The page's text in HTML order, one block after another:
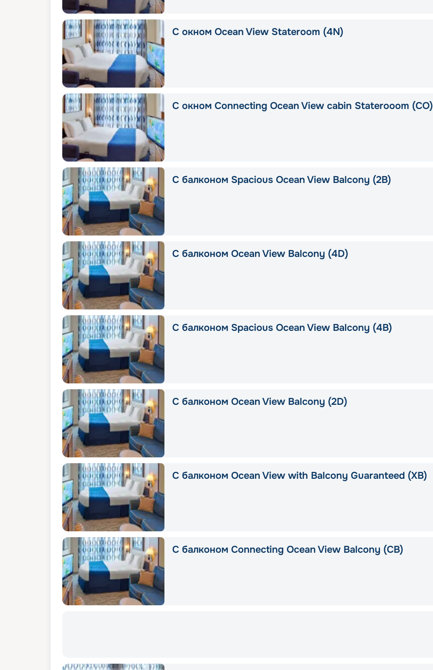
С окном Ocean View Stateroom (4N)
C окном Connecting Ocean View cabin Staterooom (CO)
С балконом Spacious Ocean View Balcony (2B)
С балконом Ocean View Balcony (4D)
С балконом Spacious Ocean View Balcony (4B)
С балконом Ocean View Balcony (2D)
С балконом Ocean View with Balcony Guaranteed (XB)
С балконом Connecting Ocean View Balcony (CB)